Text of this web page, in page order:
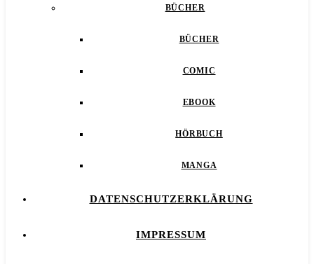
BÜCHER
BÜCHER
COMIC
EBOOK
HÖRBUCH
MANGA
DATENSCHUTZERKLÄRUNG
IMPRESSUM